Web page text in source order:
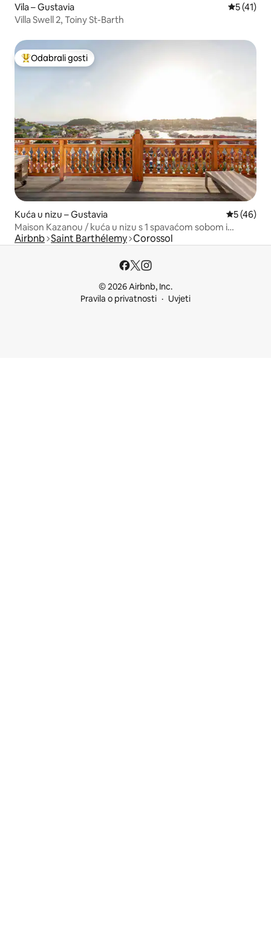
Vila – Gustavia
5 (41)
Villa Swell 2, Toiny St-Barth
Među najviše rangiranima s oznakom „Odabrali gosti”
Odabrali gosti
Kuća u nizu – Gustavia Prosječna
5 (46)
Maison Kazanou / kuća u nizu s 1 spavaćom sobom i
pogledom na luku
Airbnb Saint Barthélemy Corossol
© 2026 Airbnb, Inc.
Pravila o privatnosti
Uvjeti